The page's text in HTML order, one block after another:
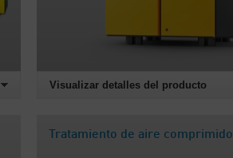
Visualizar detalles del producto
Tratamiento de aire comprimido